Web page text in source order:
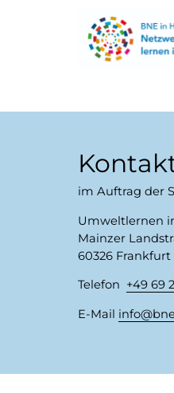
im Auftrag der
Umweltlernen
Mainzer
60326 Frankfurt
Telefon +49 69
E-Mail info